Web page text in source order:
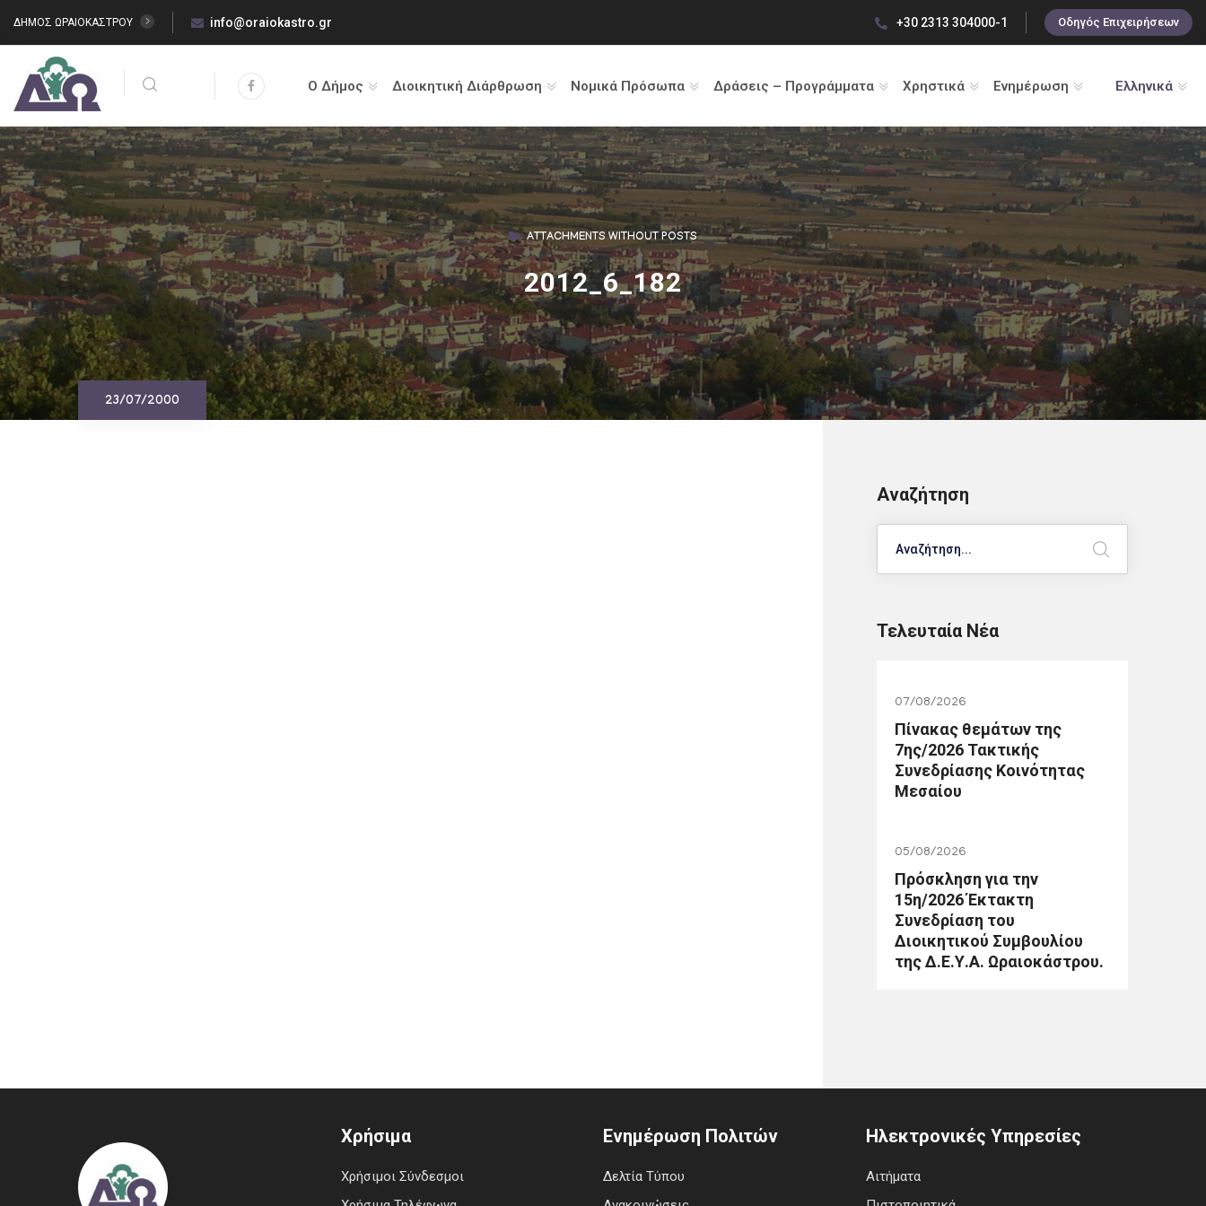
ΔΗΜΟΣ ΩΡΑΙΟΚΑΣΤΡΟΥ info@oraiokastro.gr +30 2313 304000-1 Οδηγός Επιχειρήσεων
Ο Δήμος Διοικητική Διάρθρωση Νομικά Πρόσωπα Δράσεις – Προγράμματα Χρηστικά Ενημέρωση Ελληνικά
ATTACHMENTS WITHOUT POSTS
2012_6_182
23/07/2000
Αναζήτηση
Τελευταία Νέα
07/08/2026
Πίνακας θεμάτων της
7ης/2026 Τακτικής
Συνεδρίασης Κοινότητας
Μεσαίου
05/08/2026
Πρόσκληση για την
15η/2026 Έκτακτη
Συνεδρίαση του
Διοικητικού Συμβουλίου
της Δ.Ε.Υ.Α. Ωραιοκάστρου.
Χρήσιμα
Χρήσιμοι Σύνδεσμοι
Ενημέρωση Πολιτών
Δελτία Τύπου
Ηλεκτρονικές Υπηρεσίες
Αιτήματα